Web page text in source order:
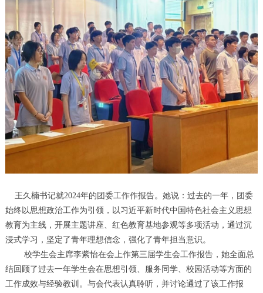
王久楠书记就2024年的团委工作作报告。她说：过去的一年，团委
始终以思想政治工作为引领，以习近平新时代中国特色社会主义思想
教育为主线，开展主题讲座、红色教育基地参观等多项活动，通过沉
浸式学习，坚定了青年理想信念，强化了青年担当意识。
校学生会主席李紫怡在会上作第三届学生会工作报告，她全面总
结回顾了过去一年学生会在思想引领、服务同学、校园活动等方面的
工作成效与经验教训。与会代表认真聆听，并讨论通过了该工作报